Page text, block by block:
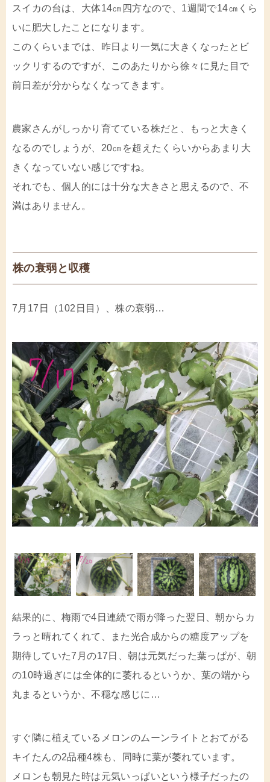
スイカの台は、大体14㎝四方なので、1週間で14㎝くら
いに肥大したことになります。
このくらいまでは、昨日より一気に大きくなったとビ
ックリするのですが、このあたりから徐々に見た目で
前日差が分からなくなってきます。
農家さんがしっかり育てている株だと、もっと大きく
なるのでしょうが、20㎝を超えたくらいからあまり大
きくなっていない感じですね。
それでも、個人的には十分な大きさと思えるので、不
満はありません。
株の衰弱と収穫
7月17日（102日目）、株の衰弱…
結果的に、梅雨で4日連続で雨が降った翌日、朝からカ
ラっと晴れてくれて、また光合成からの糖度アップを
期待していた7月の17日、朝は元気だった葉っぱが、朝
の10時過ぎには全体的に萎れるというか、葉の端から
丸まるというか、不穏な感じに…
すぐ隣に植えているメロンのムーンライトとおてがる
キイたんの2品種4株も、同時に葉が萎れています。
メロンも朝見た時は元気いっぱいという様子だったの